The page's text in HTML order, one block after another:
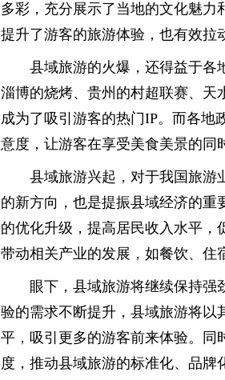
多彩，充分展示了当地的文化魅力
提升了游客的旅游体验，也有效拉
县域旅游的火爆，还得益于各
淄博的烧烤、贵州的村超联赛、天
成为了吸引游客的热门IP。而各地
意度，让游客在享受美食美景的同
县域旅游兴起，对于我国旅游
的新方向，也是提振县域经济的重
的优化升级，提高居民收入水平
带动相关产业的发展，如餐饮、住
眼下，县域旅游将继续保持
验的需求不断提升，县域旅游将以
平，吸引更多的游客前来体验。同
度，推动县域旅游的标准化、品牌